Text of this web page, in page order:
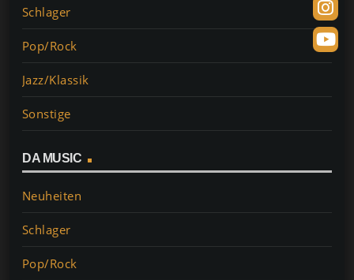
Schlager
Pop/Rock
Jazz/Klassik
Sonstige
DA MUSIC
Neuheiten
Schlager
Pop/Rock